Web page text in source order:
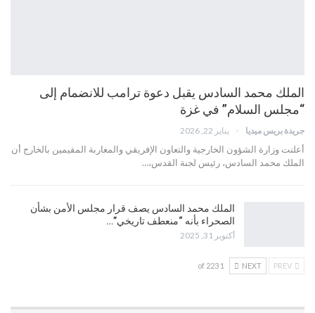
الملك محمد السادس يقبل دعوة ترامب للانضمام إلى
“مجلس السلام” في غزة
جريدة بريس ميديا يناير 22, 2026
أعلنت وزارة الشؤون الخارجية والتعاون الإفريقي والمغاربة المقيمين بالخارج أن
الملك محمد السادس، رئيس لجنة القدس،…
الملك محمد السادس يصف قرار مجلس الأمن بشأن
الصحراء بأنه “منعطف تاريخي”…
أكتوبر 31, 2025
NEXT
1 of 223